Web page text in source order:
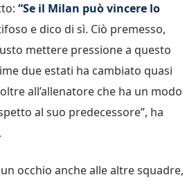
“Se il Milan può vincere lo
e dico di sì. Ciò premesso,
mettere pressione a questo
due estati ha cambiato quasi
all’allenatore che ha un modo
al suo predecessore”, ha
occhio anche alle altre squadre,